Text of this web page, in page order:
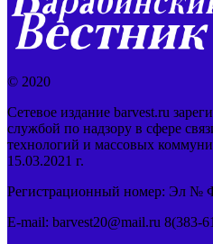
© 2020
Сетевое издание barvest.ru
службой по надзору в сфере
технологий и массовых
15.03.2021 г.
Регистрационный номер: Эл №
E-mail: barvest20@mail.ru 8(383-